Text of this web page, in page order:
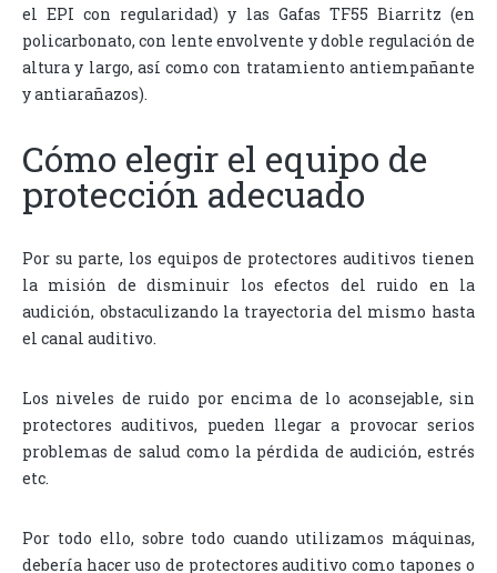
el EPI con regularidad) y las Gafas TF55 Biarritz (en
policarbonato, con lente envolvente y doble regulación de
altura y largo, así como con tratamiento antiempañante
y antiarañazos).
Cómo elegir el equipo de
protección adecuado
Por su parte, los equipos de protectores auditivos tienen
la misión de disminuir los efectos del ruido en la
audición, obstaculizando la trayectoria del mismo hasta
el canal auditivo.
Los niveles de ruido por encima de lo aconsejable, sin
protectores auditivos, pueden llegar a provocar serios
problemas de salud como la pérdida de audición, estrés
etc.
Por todo ello, sobre todo cuando utilizamos máquinas,
debería hacer uso de protectores auditivo como tapones o